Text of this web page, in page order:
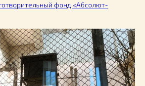
фонд «Абсолют-